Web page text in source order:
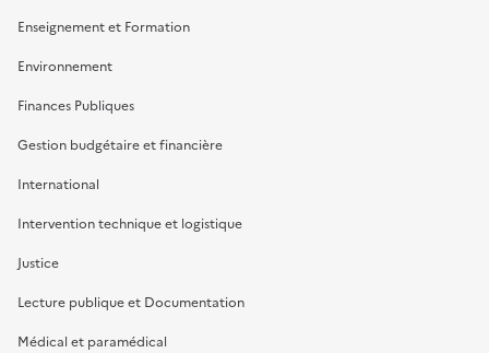
Enseignement et Formation
Environnement
Finances Publiques
Gestion budgétaire et financière
International
Intervention technique et logistique
Justice
Lecture publique et Documentation
Médical et paramédical